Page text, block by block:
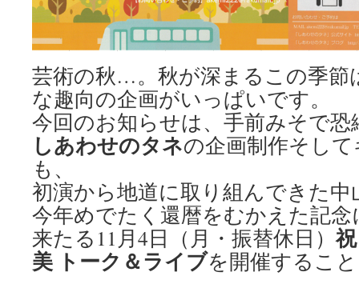
芸術の秋…。秋が深まるこの季節
な趣向の企画がいっぱいです。
今回のお知らせは、手前みそで恐
しあわせのタネの企画制作そし
も、
初演から地道に取り組んできた中
今年めでたく還暦をむかえた記念
来たる11月4日（月・振替休日）
美 トーク＆ライブを開催するこ